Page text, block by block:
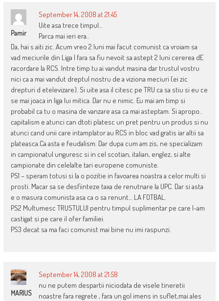
Pamir
September 14, 2008 at 21:45
Uite asa trece timpul…
Parca mai ieri era..
Da, hai s aiti zic..Acum vreo 2 luni mai facut comunist ca vroiam sa
vad meciurile din Liga I fara sa fiu nevoit sa astept 2 luni cererea dE
racordare la RCS. Intre timp tu ai vandut masina dar trustul vostru
nici ca a mai vandut dreptul nostru de a viziona meciuri (ei zic
drepturi d etelevizare). Si uite asa il citesc pe TRU ca sa stiu si eu ce
se mai joaca in liga lui mitica. Dar nu e nimic. Eu mai am timp si
probabil ca tu o masina de vanzare asa ca mai asteptam. Si apropo..
capitalism e atunci can dtoti platesc un pret pentru un produs si nu
atunci cand unii care intamplator au RCS in bloc vad gratis iar altii sa
plateasca.Ca asta e feudalism. Dar dupa cum am zis, ne specializam
in campionatul unguresc si in cel scotian, italian, englez, si alte
campionate din celelalte tari europene comuniste.
PS1 – speram totusi si la o pozitie in favoarea noastra a celor multi si
prosti. Macar sa se desfiinteze taxa de renutnare la UPC. Dar si asta
e o masura comunista asa ca o sa renunt… LA FOTBAL.
PS2 Multumesc TRUSTULUI pentru timpul suplimentar pe care l-am
castigat si pe care il ofer familiei.
PS3 decat sa ma faci comunist mai bine nu imi raspunzi.
MARIUS
September 14, 2008 at 21:58
nu ne putem despartii niciodata de visele tineretii
noastre fara regrete , fara un gol imens in suflet,mai ales